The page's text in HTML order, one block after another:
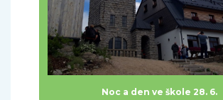
Noc a den ve škole 28. 6.